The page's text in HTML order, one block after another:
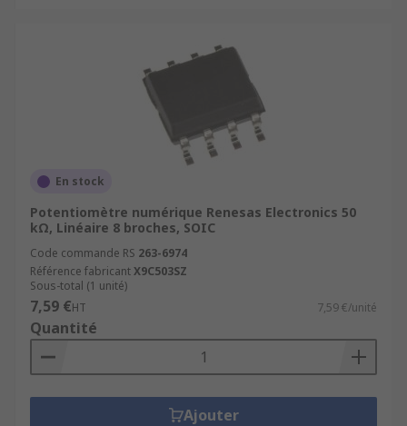
En stock
Potentiomètre numérique Renesas Electronics 50
kΩ, Linéaire 8 broches, SOIC
Code commande RS 263-6974
Référence fabricantX9C503SZ
Sous-total (1 unité)
7,59 €HT 7,59 €/unité
Quantité
Ajouter